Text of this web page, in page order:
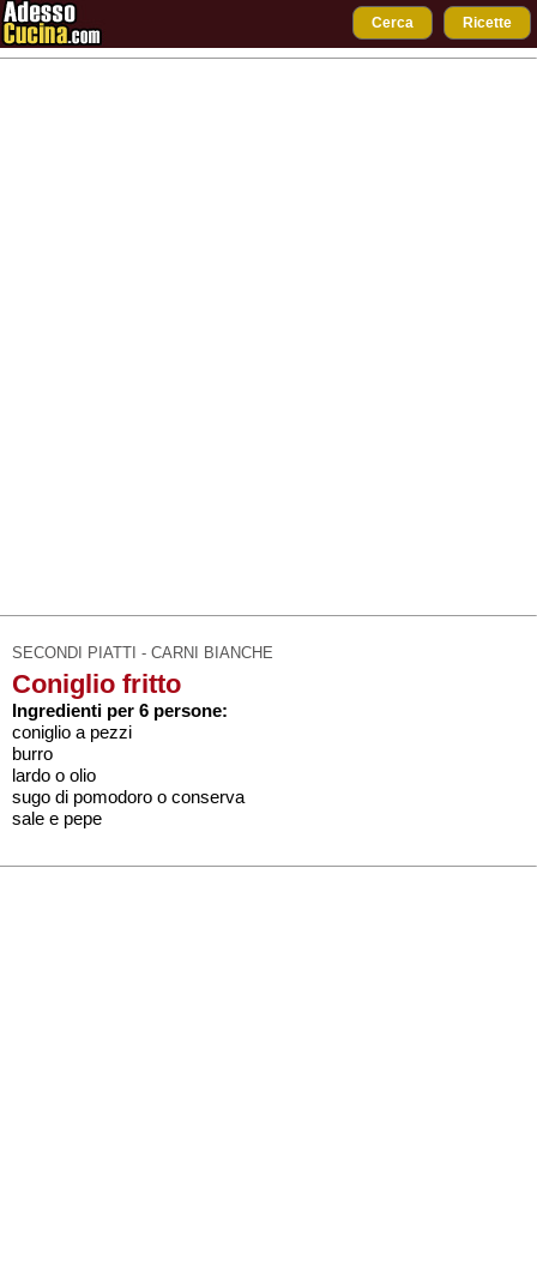
Cerca Ricette
SECONDI PIATTI - CARNI BIANCHE
Coniglio fritto
Ingredienti per 6 persone:
coniglio a pezzi
burro
lardo o olio
sugo di pomodoro o conserva
sale e pepe